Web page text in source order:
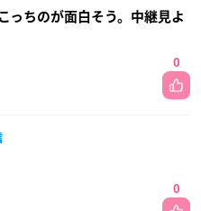
っちのが面白そう。中継見よ
0
0